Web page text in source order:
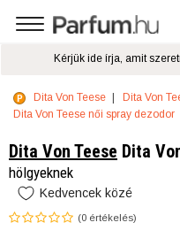
Dita Von Teese
Dita Von
Dita Von Teese női spray dezodor
Dita Von Teese Dita
hölgyeknek
Kedvencek közé
(0 értékelés)